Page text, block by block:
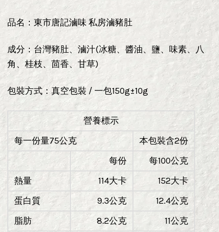
品名：東市唐記滷味 私房滷豬肚
成分：台灣豬肚、滷汁(冰糖、醬油、鹽、味素、八
角、桂枝、茴香、甘草)
包裝方式：真空包裝 / 一包150g±10g
營養標示
每一份量75公克
本包裝含2份
每份
每100公克
熱量
114大卡
152大卡
蛋白質
9.3公克
12.4公克
脂肪
8.2公克
11公克